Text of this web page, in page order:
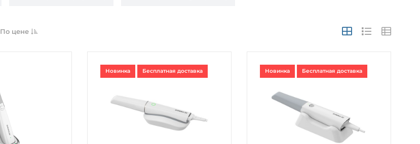
По цене
Новинка Бесплатная доставка Новинка Бесплатная доставка